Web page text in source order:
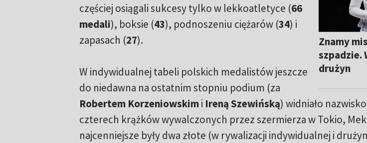
Znamy
szpadzie.
drużyn
częściej osiągali sukcesy tylko w lekkoatletyce (66
medali), boksie (43), podnoszeniu ciężarów (34) i
zapasach (27).
W indywidualnej tabeli polskich medalistów jeszcze
do niedawna na ostatnim stopniu podium (za
Robertem Korzeniowskimi Ireną Szewińską) widniało nazwisko
czterech krążków wywalczonych przez szermierza w Tokio,
najcenniejsze były dwa złote (w rywalizacji indywidualnej i